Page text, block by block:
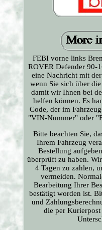
FEBI vorne links
ROVER Defender 90-
eine Nachricht mit
wenn Sie sich über
damit wir Ihnen bei
helfen können. Es
Code, der im
"VIN-Nummer" oder
Bitte beachten Sie,
Ihrem Fahrzeug
Bestellung
überprüft zu haben.
4 Tagen zu zahlen,
vermeiden.
Bearbeitung Ihrer
bestätigt worden ist.
und
die per Kurierpost